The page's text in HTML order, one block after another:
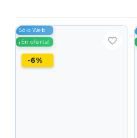
Sólo Web
¡En oferta!
-6%
favorite_border